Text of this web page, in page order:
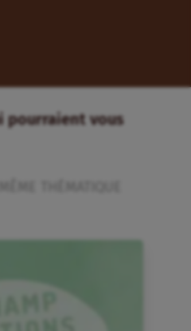
pourraient vous